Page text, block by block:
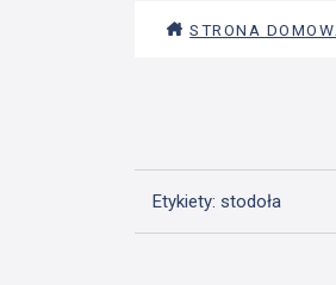
STRONA
Etykiety: stodoła